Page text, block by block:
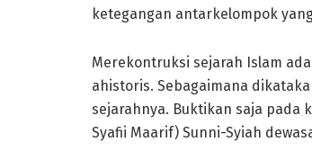
ketegangan antarkelompok
Merekontruksi sejarah Islam
ahistoris. Sebagaimana
sejarahnya. Buktikan saja pada
Syafii Maarif) Sunni-Syiah